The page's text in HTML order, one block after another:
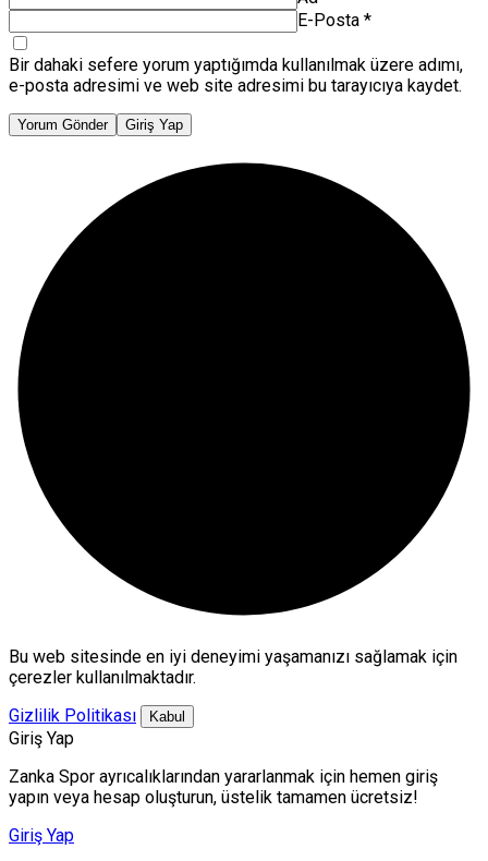
E-Posta *
Bir dahaki sefere yorum yaptığımda kullanılmak üzere adımı,
e-posta adresimi ve web site adresimi bu tarayıcıya kaydet.
Yorum Gönder Giriş Yap
Bu web sitesinde en iyi deneyimi yaşamanızı sağlamak için
çerezler kullanılmaktadır.
Gizlilik Politikası
Kabul
Giriş Yap
Zanka Spor ayrıcalıklarından yararlanmak için hemen giriş
yapın veya hesap oluşturun, üstelik tamamen ücretsiz!
Giriş Yap